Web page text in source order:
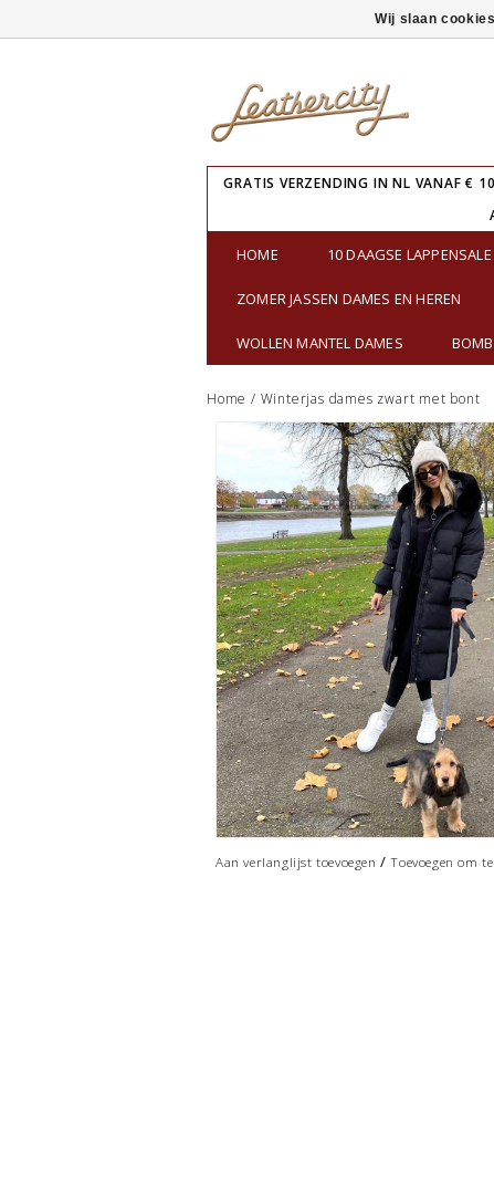
GRATIS VERZENDING IN NL VANAF €
HOME 10 DAAGSE
ZOMER JASSEN DAMES EN HEREN
WOLLEN MANTEL DAMES
Home / Winterjas dames zwart met bont
Aan verlanglijst toevoegen /Toevoegen om
Wij slaan